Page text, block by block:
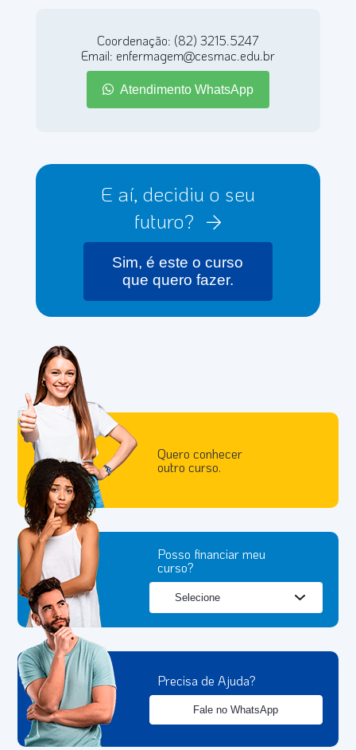
Coordenação: (82) 3215.5247
Email: enfermagem@cesmac.edu.br
Atendimento WhatsApp
E aí, decidiu o seu
futuro?
Sim, é este o curso
que quero fazer.
Quero conhecer
outro curso.
Posso financiar meu
curso?
Precisa de Ajuda?
Fale no WhatsApp